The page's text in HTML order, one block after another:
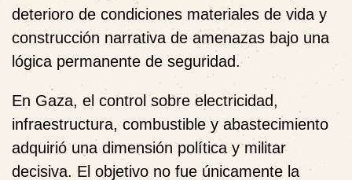
deterioro de condiciones materiales de vida y
construcción narrativa de amenazas bajo una
lógica permanente de seguridad.
En Gaza, el control sobre electricidad,
infraestructura, combustible y abastecimiento
adquirió una dimensión política y militar
decisiva. El objetivo no fue únicamente la